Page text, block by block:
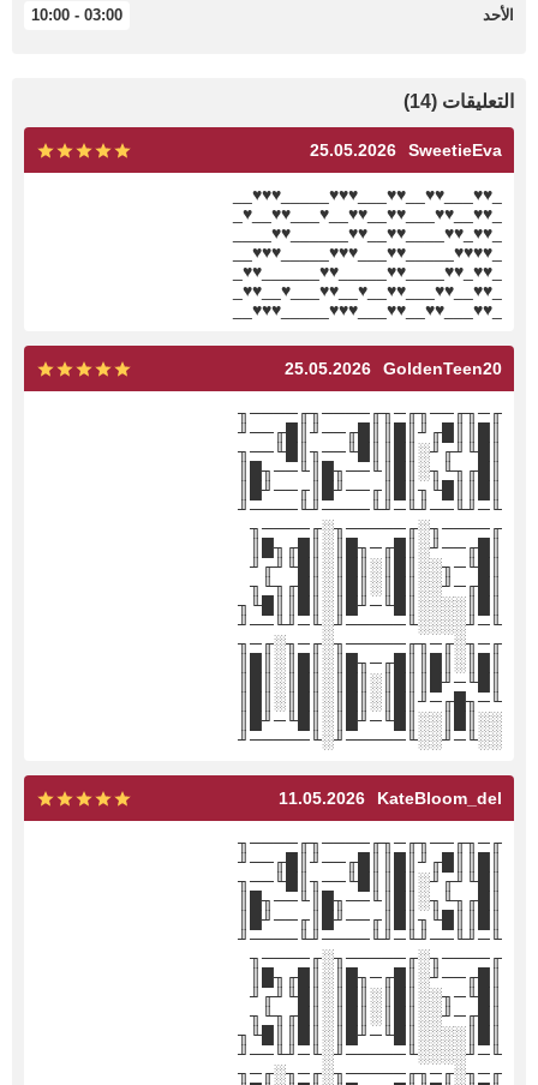
الأحد 03:00 - 10:00
التعليقات (14)
SweetieEva
25.05.2026
_♥♥___♥♥__♥♥___♥♥♥_____♥♥♥__
_♥♥__♥♥___♥♥__♥♥__♥___♥♥__♥_
_♥♥_♥♥____♥♥__♥♥______♥♥____
_♥♥♥♥_____♥♥___♥♥♥_____♥♥♥__
_♥♥_♥♥____♥♥_____♥♥______♥♥_
_♥♥__♥♥___♥♥__♥__♥♥___♥__♥♥_
_♥♥___♥♥__♥♥___♥♥♥_____♥♥♥__
GoldenTeen20
25.05.2026
╓─╖╓──╖╓─╖╓────╖╓────╖
║█║║█╓╜║█║║█╓──╜║█╓──╜
║█╙╜╓╜░║█║║█╙──╖║█╙──╖
║█╓╖╙╖░║█║╙──╖█║╙──╖█║
║█║║█╙╖║█║╓──╜█║╓──╜█║
╙─╜╙──╜╙─╜╙────╜╙────╜
╓────╖░╓─────╖░╓────╖
║█╓──╜░║█╓─╖█║░║█╓╖█║
║█╙─╖░░║█║░║█║░║█╙╜╓╜
║█╓─╜░░║█║░║█║░║█╓╖╙╖
║█║░░░░║█╙─╜█║░║█║║█╙╖
╙─╜░░░░╙─────╜░╙─╜╙──╜
╓─╖░╓─╖╓─────╖░╓─╖░╓─╖
║█║░║█║║█╓─╖█║░║█║░║█║
║█╙─╜█║║█║░║█║░║█║░║█║
╙─╖█╓─╜║█║░║█║░║█║░║█║
░░║█║░░║█╙─╜█║░║█╙─╜█║
░░╙─╜░░╙─────╜░╙─────╜
KateBloom_del
11.05.2026
╓─╖╓──╖╓─╖╓────╖╓────╖
║█║║█╓╜║█║║█╓──╜║█╓──╜
║█╙╜╓╜░║█║║█╙──╖║█╙──╖
║█╓╖╙╖░║█║╙──╖█║╙──╖█║
║█║║█╙╖║█║╓──╜█║╓──╜█║
╙─╜╙──╜╙─╜╙────╜╙────╜
╓────╖░╓─────╖░╓────╖
║█╓──╜░║█╓─╖█║░║█╓╖█║
║█╙─╖░░║█║░║█║░║█╙╜╓╜
║█╓─╜░░║█║░║█║░║█╓╖╙╖
║█║░░░░║█╙─╜█║░║█║║█╙╖
╙─╜░░░░╙─────╜░╙─╜╙──╜
╓─╖░╓─╖╓─────╖░╓─╖░╓─╖